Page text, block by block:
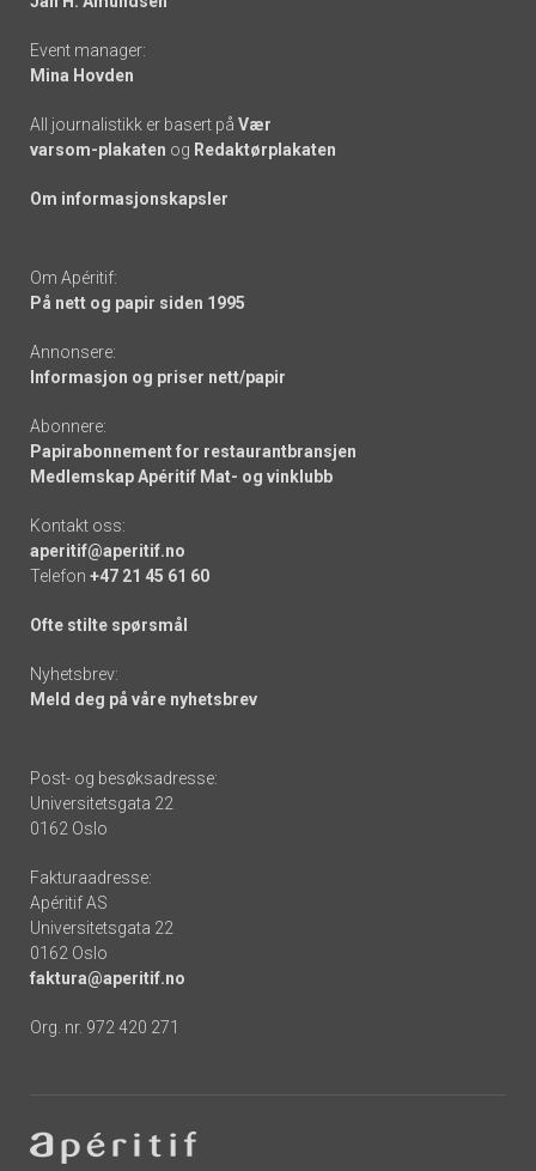
Event manager:
Mina Hovden
All journalistikk er basert på Vær
varsom-plakaten og Redaktørplakaten
Om informasjonskapsler
Om Apéritif:
På nett og papir siden 1995
Annonsere:
Informasjon og priser nett/papir
Abonnere:
Papirabonnement for restaurantbransjen
Medlemskap Apéritif Mat- og vinklubb
Kontakt oss:
aperitif@aperitif.no
Telefon +47 21 45 61 60
Ofte stilte spørsmål
Nyhetsbrev:
Meld deg på våre nyhetsbrev
Post- og besøksadresse:
Universitetsgata 22
0162 Oslo
Fakturaadresse:
Apéritif AS
Universitetsgata 22
0162 Oslo
faktura@aperitif.no
Org. nr. 972 420 271